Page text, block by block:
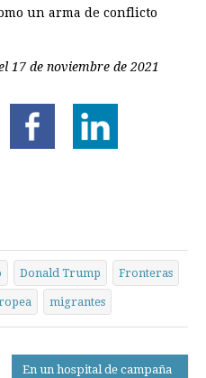
un arma de conflicto
17 de noviembre de 2021
Donald Trump Fronteras
migrantes
En un hospital de campaña